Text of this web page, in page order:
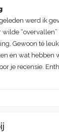
werd ik
wilde “overvallen”
Gewoon té
en wat hebben
je recensie.